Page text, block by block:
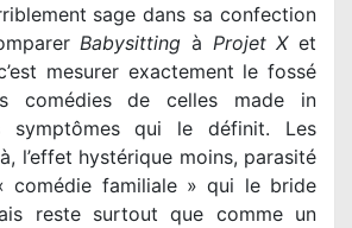
sage dans sa confection
Babysitting à Projet Xet
mesurer exactement le fossé
comédies de celles made in
symptômes qui le définit. Les
l’effet hystérique moins, parasité
comédie familiale » qui le bride
reste surtout que comme un